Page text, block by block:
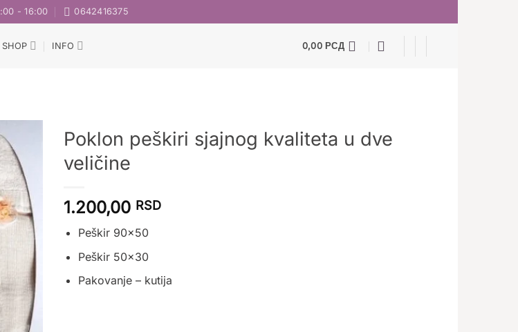
- 16:00 0642416375
SHOP INFO 0,00 РСД
Dodaj
u
listu
želja
Poklon peškiri sjajnog kvaliteta u dve
veličine
1.200,00 RSD
Peškir 90×50
Peškir 50×30
Pakovanje – kutija